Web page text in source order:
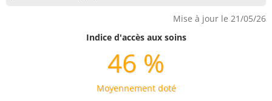
Mise à jour le 21/05/26
Indice d'accès aux soins
46 %
Moyennement doté